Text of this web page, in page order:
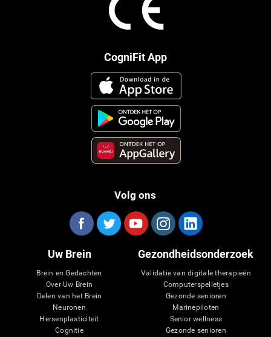
CogniFit App
Volg ons
Uw Brein
Brein en Gedachten
Over Uw Brein
Delen van het Brein
Neuronen
Hersenplasticiteit
Cognitie
Gezondheidsonderzoek
Validatie van digitale therapieën
Computerspelletjes
Gezonde senioren
Marinepiloten
Senior wellness
Gezonde senioren